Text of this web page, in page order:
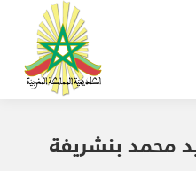
محمد بنشريفة